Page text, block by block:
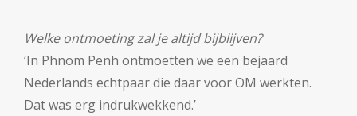
Welke ontmoeting zal je altijd bijblijven?
‘In Phnom Penh ontmoetten we een bejaard
Nederlands echtpaar die daar voor OM werkten.
Dat was erg indrukwekkend.’